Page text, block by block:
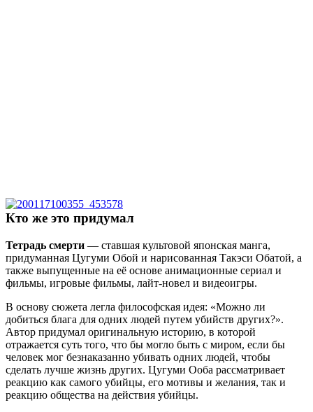
Кто же это придумал
Тетрадь смерти — ставшая культовой японская манга,
придуманная Цугуми Обой и нарисованная Такэси Обатой, а
также выпущенные на её основе анимационные сериал и
фильмы, игровые фильмы, лайт-новел и видеоигры.
В основу сюжета легла философская идея: «Можно ли
добиться блага для одних людей путем убийств других?».
Автор придумал оригинальную историю, в которой
отражается суть того, что бы могло быть с миром, если бы
человек мог безнаказанно убивать одних людей, чтобы
сделать лучше жизнь других. Цугуми Ооба рассматривает
реакцию как самого убийцы, его мотивы и желания, так и
реакцию общества на действия убийцы.